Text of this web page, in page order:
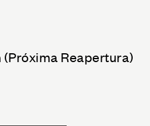
Reapertura)